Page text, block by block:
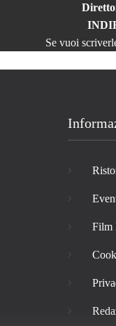
Se vuoi
Film